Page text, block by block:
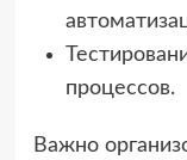
процессов.
Важно